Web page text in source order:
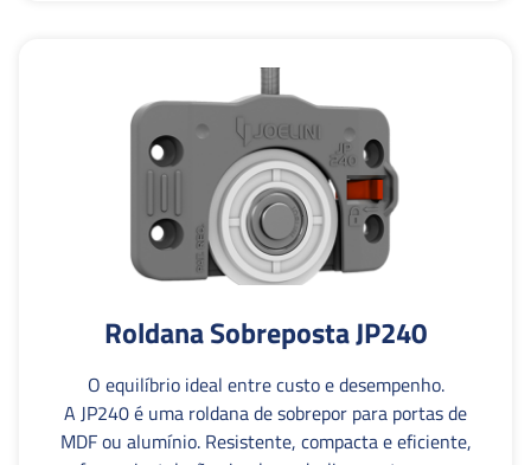
Roldana Sobreposta JP240
O equilíbrio ideal entre custo e desempenho.
A JP240 é uma roldana de sobrepor para portas de
MDF ou alumínio. Resistente, compacta e eficiente,